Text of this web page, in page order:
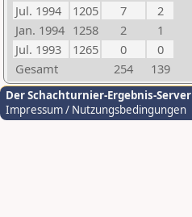
Jul. 1994
1205 7
2
Jan. 1994 1258 2
1
Jul. 1993
1265 0
0
Gesamt
254 139
Der Schachturnier-Ergebnis-Server
Impressum / Nutzungsbedingungen